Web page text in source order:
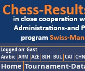
Logged on: Gast
Arabic ARM AZE BIH BUL CAT CHN
Home Tournament-